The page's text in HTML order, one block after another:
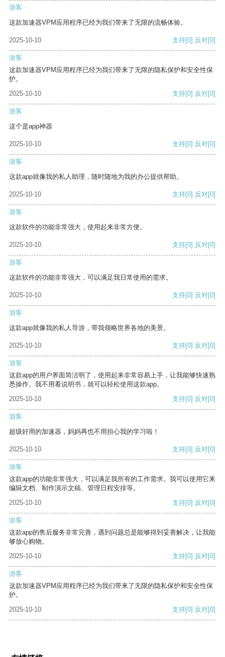
游客
这款加速器VPM应用程序已经为我们带来了无限的流畅体验。
2025-10-10 支持[0] 反对[0]
游客
这款加速器VPM应用程序已经为我们带来了无限的隐私保护和安全性保
护。
2025-10-10
支持[0] 反对[0]
游客
这个是app神器
2025-10-10 支持[0] 反对[0]
游客
这款app就像我的私人助理，随时随地为我的办公提供帮助。
2025-10-10 支持[0] 反对[0]
游客
这款软件的功能非常强大，使用起来非常方便。
2025-10-10 支持[0] 反对[0]
游客
这款软件的功能非常强大，可以满足我日常使用的需求。
2025-10-10 支持[0] 反对[0]
游客
这款app就像我的私人导游，带我领略世界各地的美景。
2025-10-10 支持[0] 反对[0]
游客
这款app的用户界面简洁明了，使用起来非常容易上手，让我能够快速熟
悉操作。我不用看说明书，就可以轻松使用这款app。
2025-10-10
支持[0] 反对[0]
游客
超级好用的加速器，妈妈再也不用担心我的学习啦！
2025-10-10 支持[0] 反对[0]
游客
这款app的功能非常强大，可以满足我所有的工作需求。我可以使用它来
编辑文档、制作演示文稿、管理日程安排等。
2025-10-10
支持[0] 反对[0]
游客
这款app的售后服务非常完善，遇到问题总是能够得到妥善解决，让我能
够放心购物。
2025-10-10
支持[0] 反对[0]
游客
这款加速器VPM应用程序已经为我们带来了无限的隐私保护和安全性保
护。
2025-10-10
支持[0] 反对[0]